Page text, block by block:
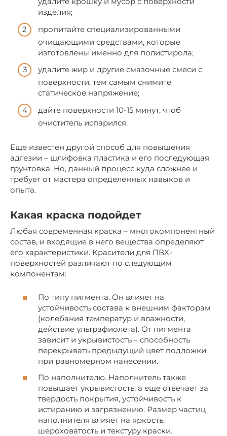
изделия;
пропитайте специализированными
очищающими средствами, которые
изготовлены именно для полистирола;
удалите жир и другие смазочные смеси с
поверхности, тем самым снимите
статическое напряжение;
дайте поверхности 10-15 минут, чтоб
очиститель испарился.
Еще известен другой способ для повышения
адгезии – шлифовка пластика и его последующая
грунтовка. Но, данный процесс куда сложнее и
требует от мастера определенных навыков и
опыта.
Какая краска подойдет
Любая современная краска – многокомпонентный
состав, и входящие в него вещества определяют
его характеристики. Красители для ПВХ-
поверхностей различают по следующим
компонентам:
По типу пигмента. Он влияет на
устойчивость состава к внешним факторам
(колебания температур и влажности,
действие ультрафиолета). От пигмента
зависит и укрывистость – способность
перекрывать предыдущий цвет подложки
при равномерном нанесении.
По наполнителю. Наполнитель также
повышает укрывистость, а еще отвечает за
твердость покрытия, устойчивость к
истиранию и загрязнению. Размер частиц
наполнителя влияет на яркость,
шероховатость и текстуру краски.